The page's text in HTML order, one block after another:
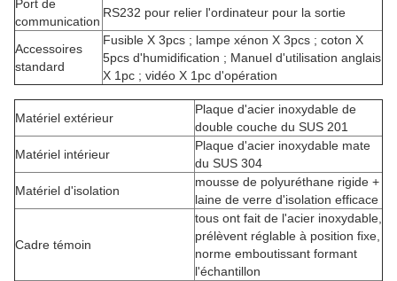
Port de
communication
RS232 pour relier l'ordinateur pour la sortie
Accessoires
standard
Fusible X 3pcs ; lampe xénon X 3pcs ; coton X
5pcs d'humidification ; Manuel d'utilisation anglais
X 1pc ; vidéo X 1pc d'opération
Matériel extérieur
Plaque d'acier inoxydable de
double couche du SUS 201
Matériel intérieur
Plaque d'acier inoxydable mate
du SUS 304
Matériel d'isolation
mousse de polyuréthane rigide +
laine de verre d'isolation efficace
Cadre témoin
tous ont fait de l'acier inoxydable,
prélèvent réglable à position fixe,
norme emboutissant formant
l'échantillon